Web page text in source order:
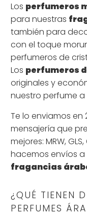
Los perfumeros
para nuestras
también para
con el toque
perfumeros de
Los perfumeros
originales y
nuestro perfume
Te lo enviamos
mensajería que
mejores: MRW, GLS,
hacemos envíos a
fragancias
¿QUÉ TIENEN
PERFUMES